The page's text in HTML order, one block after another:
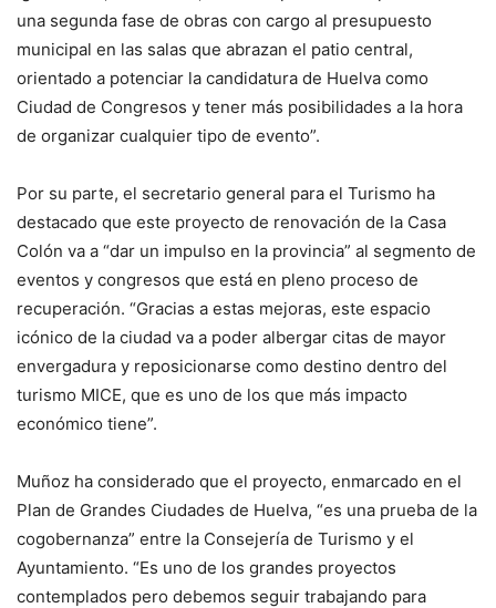
una segunda fase de obras con cargo al presupuesto
municipal en las salas que abrazan el patio central,
orientado a potenciar la candidatura de Huelva como
Ciudad de Congresos y tener más posibilidades a la hora
de organizar cualquier tipo de evento”.
Por su parte, el secretario general para el Turismo ha
destacado que este proyecto de renovación de la Casa
Colón va a “dar un impulso en la provincia” al segmento de
eventos y congresos que está en pleno proceso de
recuperación. “Gracias a estas mejoras, este espacio
icónico de la ciudad va a poder albergar citas de mayor
envergadura y reposicionarse como destino dentro del
turismo MICE, que es uno de los que más impacto
económico tiene”.
Muñoz ha considerado que el proyecto, enmarcado en el
Plan de Grandes Ciudades de Huelva, “es una prueba de la
cogobernanza” entre la Consejería de Turismo y el
Ayuntamiento. “Es uno de los grandes proyectos
contemplados pero debemos seguir trabajando para